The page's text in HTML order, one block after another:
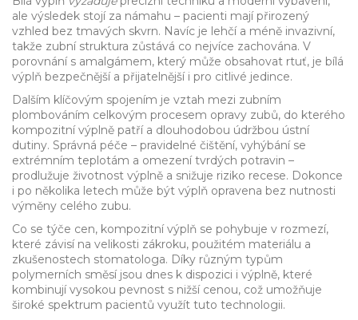
ale výsledek stojí za námahu – pacienti mají přirozený
vzhled bez tmavých skvrn. Navíc je lehčí a méně invazivní,
takže zubní struktura zůstává co nejvíce zachována. V
porovnání s amalgámem, který může obsahovat rtuť, je bílá
výplň bezpečnější a přijatelnější i pro citlivé jedince.
Dalším klíčovým spojením je vztah mezi zubním
plombováním celkovým procesem opravy zubů, do kterého
kompozitní výplně patřía dlouhodobou údržbou ústní
dutiny. Správná péče – pravidelné čištění, vyhýbání se
extrémním teplotám a omezení tvrdých potravin –
prodlužuje životnost výplně a snižuje riziko recese. Dokonce
i po několika letech může být výplň opravena bez nutnosti
výměny celého zubu.
Co se týče cen, kompozitní výplň se pohybuje v rozmezí,
které závisí na velikosti zákroku, použitém materiálu a
zkušenostech stomatologa. Díky různým typům
polymerních směsí jsou dnes k dispozici i výplně, které
kombinují vysokou pevnost s nižší cenou, což umožňuje
široké spektrum pacientů využít tuto technologii.